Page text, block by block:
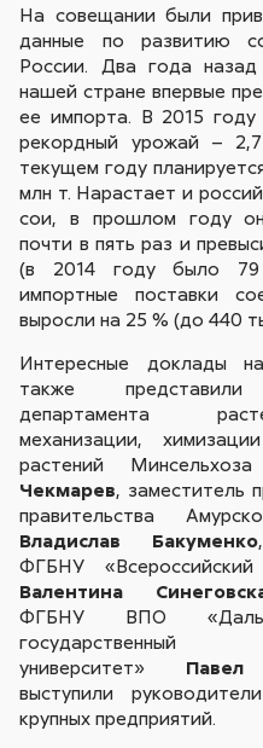
На совещании были
данные по развитию
России. Два года
нашей стране впервые
ее импорта. В 2015 году
рекордный урожай –
текущем году
млн т. Нарастает и
сои, в прошлом году он
почти в пять раз и
(в 2014 году было
импортные поставки
выросли на 25 % (до 440
Интересные доклады
также
департамента
механизации,
растений
Чекмарев, заместитель
правительства
Владислав Бакуменко
ФГБНУ
Валентина
ФГБНУ ВПО
государственный
университет» Павел
выступили
крупных предприятий.